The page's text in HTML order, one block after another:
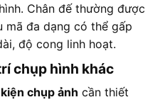
Chân đế thường được
mã đa dạng có thể gấp
độ cong linh hoạt.
chụp hình khác
chụp ảnh cần thiết